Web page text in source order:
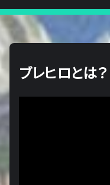
ブレヒロとは？